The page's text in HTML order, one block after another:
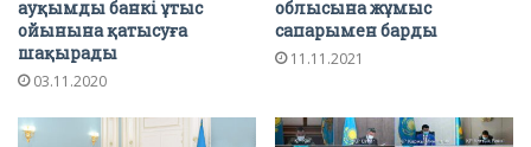
ауқымды банкі ұтыс
ойынына қатысуға
шақырады
03.11.2020
облысына жұмыс
сапарымен барды
11.11.2021